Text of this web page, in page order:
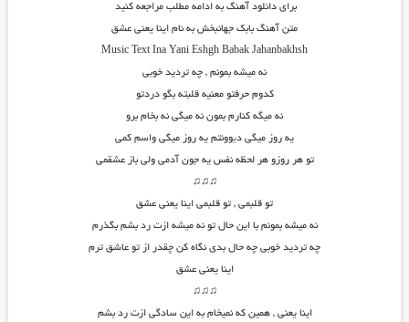
برای دانلود آهنگ به ادامه مطلب مراجعه کنید
متن آهنگ بابک جهانبخش به نام اینا یعنی عشق
Music TextIna Yani EshghBabak Jahanbakhsh
نه میشه بمونم , چه تردید خوبی
کدوم حرفتو معنیه قلبته بگو دردتو
نه میگه کنارم بمون نه میگی نه بخام برو
یه روز میگی دیوونتم یه روز میگی واسم کمی
تو هر روزو هر لحظه نفس یه جون آدمی ولی باز عشقمی
♫♫♫
تو قلبمی , تو قلبمی اینا یعنی عشق
نه میشه بمونم با این حال تو نه میشه ازت رد بشم بگذرم
چه تردید خوبی چه حال بدی نگاه کن چقدر از تو عاشق ترم
اینا یعنی عشق
♫♫♫
اینا یعنی , همین که نمیخام به این سادگی ازت رد بشم